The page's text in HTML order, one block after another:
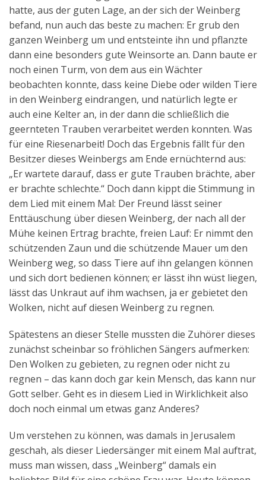
hatte, aus der guten Lage, an der sich der Weinberg
befand, nun auch das beste zu machen: Er grub den
ganzen Weinberg um und entsteinte ihn und pflanzte
dann eine besonders gute Weinsorte an. Dann baute er
noch einen Turm, von dem aus ein Wächter
beobachten konnte, dass keine Diebe oder wilden Tiere
in den Weinberg eindrangen, und natürlich legte er
auch eine Kelter an, in der dann die schließlich die
geernteten Trauben verarbeitet werden konnten. Was
für eine Riesenarbeit! Doch das Ergebnis fällt für den
Besitzer dieses Weinbergs am Ende ernüchternd aus:
„Er wartete darauf, dass er gute Trauben brächte, aber
er brachte schlechte.“ Doch dann kippt die Stimmung in
dem Lied mit einem Mal: Der Freund lässt seiner
Enttäuschung über diesen Weinberg, der nach all der
Mühe keinen Ertrag brachte, freien Lauf: Er nimmt den
schützenden Zaun und die schützende Mauer um den
Weinberg weg, so dass Tiere auf ihn gelangen können
und sich dort bedienen können; er lässt ihn wüst liegen,
lässt das Unkraut auf ihm wachsen, ja er gebietet den
Wolken, nicht auf diesen Weinberg zu regnen.
Spätestens an dieser Stelle mussten die Zuhörer dieses
zunächst scheinbar so fröhlichen Sängers aufmerken:
Den Wolken zu gebieten, zu regnen oder nicht zu
regnen – das kann doch gar kein Mensch, das kann nur
Gott selber. Geht es in diesem Lied in Wirklichkeit also
doch noch einmal um etwas ganz Anderes?
Um verstehen zu können, was damals in Jerusalem
geschah, als dieser Liedersänger mit einem Mal auftrat,
muss man wissen, dass „Weinberg“ damals ein